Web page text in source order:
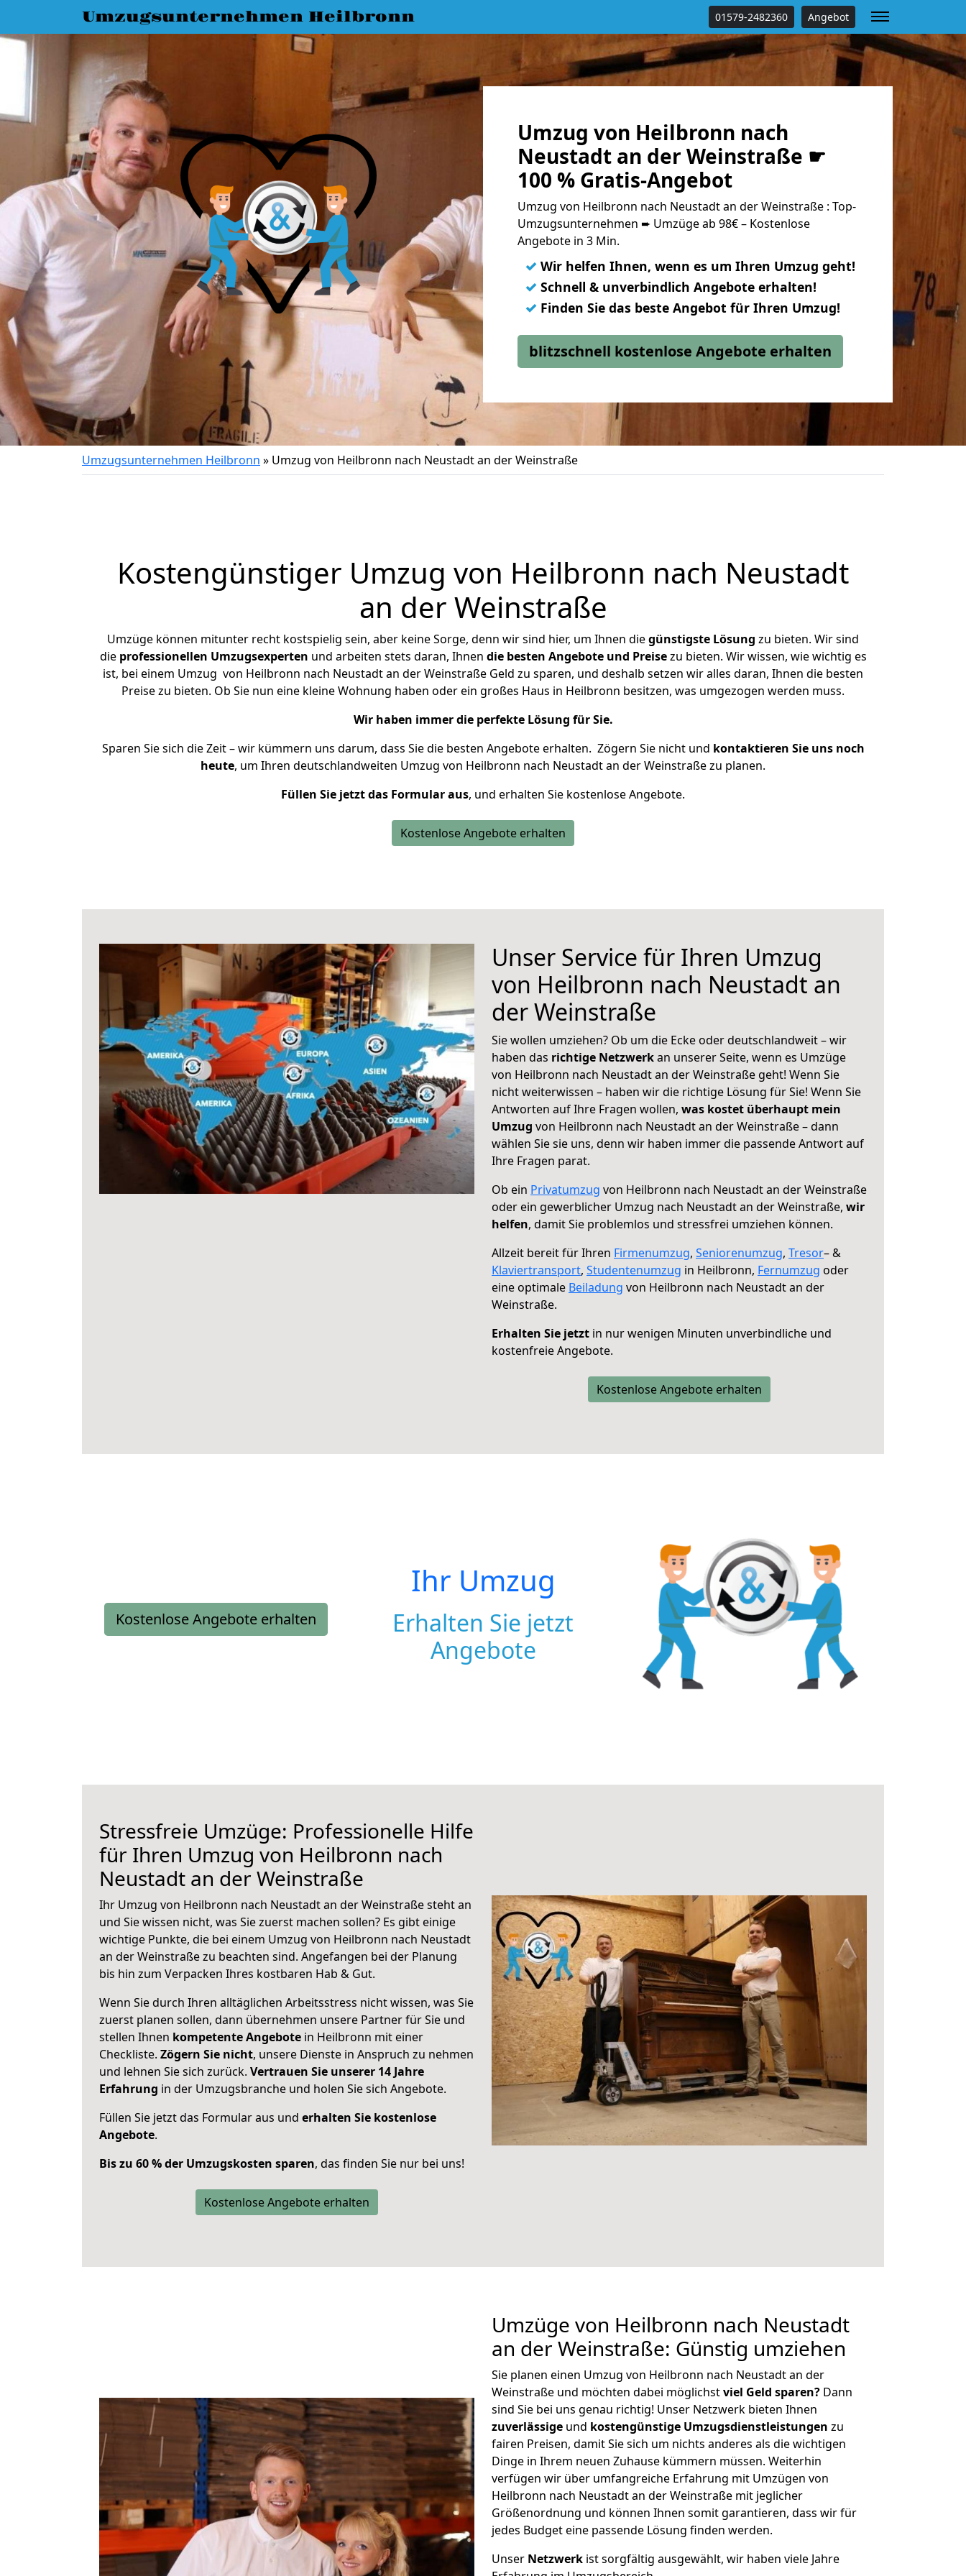
Umzugsunternehmen Heilbronn 01579-2482360 Angebot
Umzug von Heilbronn nach
Neustadt an der Weinstraße ☛
100 % Gratis-Angebot
Umzug von Heilbronn nach Neustadt an der Weinstraße : Top-
Umzugsunternehmen ➨ Umzüge ab 98€ – Kostenlose
Angebote in 3 Min.
✓ Wir helfen Ihnen, wenn es um Ihren Umzug geht!
✓ Schnell & unverbindlich Angebote erhalten!
✓ Finden Sie das beste Angebot für Ihren Umzug!
blitzschnell kostenlose Angebote erhalten
Umzugsunternehmen Heilbronn » Umzug von Heilbronn nach Neustadt an der Weinstraße
Kostengünstiger Umzug von Heilbronn nach Neustadt
an der Weinstraße
Umzüge können mitunter recht kostspielig sein, aber keine Sorge, denn wir sind hier, um Ihnen diegünstigste Lösung zu bieten. Wir sind
die professionellen Umzugsexperten und arbeiten stets daran, Ihnen die besten Angebote und Preisezu bieten. Wir wissen, wie wichtig es
ist, bei einem Umzug von Heilbronn nach Neustadt an der Weinstraße Geld zu sparen, und deshalb setzen wir alles daran, Ihnen die besten
Preise zu bieten. Ob Sie nun eine kleine Wohnung haben oder ein großes Haus in Heilbronn besitzen, was umgezogen werden muss.
Wir haben immer die perfekte Lösung für Sie.
Sparen Sie sich die Zeit – wir kümmern uns darum, dass Sie die besten Angebote erhalten. Zögern Sie nicht und kontaktieren Sie uns noch
heute, um Ihren deutschlandweiten Umzug von Heilbronn nach Neustadt an der Weinstraße zu planen.
Füllen Sie jetzt das Formular aus, und erhalten Sie kostenlose Angebote.
Kostenlose Angebote erhalten
Unser Service für Ihren Umzug
von Heilbronn nach Neustadt an
der Weinstraße
Sie wollen umziehen? Ob um die Ecke oder deutschlandweit – wir
haben das richtige Netzwerkan unserer Seite, wenn es Umzüge
von Heilbronn nach Neustadt an der Weinstraße geht! Wenn Sie
nicht weiterwissen – haben wir die richtige Lösung für Sie! Wenn Sie
Antworten auf Ihre Fragen wollen, was kostet überhaupt mein
Umzug von Heilbronn nach Neustadt an der Weinstraße – dann
wählen Sie sie uns, denn wir haben immer die passende Antwort auf
Ihre Fragen parat.
Ob ein Privatumzug von Heilbronn nach Neustadt an der Weinstraße
oder ein gewerblicher Umzug nach Neustadt an der Weinstraße, wir
helfen, damit Sie problemlos und stressfrei umziehen können.
Allzeit bereit für Ihren Firmenumzug, Seniorenumzug, Tresor– &
Klaviertransport, Studentenumzug in Heilbronn, Fernumzug oder
eine optimale Beiladung von Heilbronn nach Neustadt an der
Weinstraße.
Erhalten Sie jetzt in nur wenigen Minuten unverbindliche und
kostenfreie Angebote.
Kostenlose Angebote erhalten
Kostenlose Angebote erhalten
Ihr Umzug
Erhalten Sie jetzt
Angebote
Stressfreie Umzüge: Professionelle Hilfe
für Ihren Umzug von Heilbronn nach
Neustadt an der Weinstraße
Ihr Umzug von Heilbronn nach Neustadt an der Weinstraße steht an
und Sie wissen nicht, was Sie zuerst machen sollen? Es gibt einige
wichtige Punkte, die bei einem Umzug von Heilbronn nach Neustadt
an der Weinstraße zu beachten sind. Angefangen bei der Planung
bis hin zum Verpacken Ihres kostbaren Hab & Gut.
Wenn Sie durch Ihren alltäglichen Arbeitsstress nicht wissen, was Sie
zuerst planen sollen, dann übernehmen unsere Partner für Sie und
stellen Ihnen kompetente Angebote in Heilbronn mit einer
Checkliste. Zögern Sie nicht, unsere Dienste in Anspruch zu nehmen
und lehnen Sie sich zurück. Vertrauen Sie unserer 14 Jahre
Erfahrung in der Umzugsbranche und holen Sie sich Angebote.
Füllen Sie jetzt das Formular aus und erhalten Sie kostenlose
Angebote.
Bis zu 60 % der Umzugskosten sparen, das finden Sie nur bei uns!
Kostenlose Angebote erhalten
Umzüge von Heilbronn nach Neustadt
an der Weinstraße: Günstig umziehen
Sie planen einen Umzug von Heilbronn nach Neustadt an der
Weinstraße und möchten dabei möglichstviel Geld sparen? Dann
sind Sie bei uns genau richtig! Unser Netzwerk bieten Ihnen
zuverlässige und kostengünstige Umzugsdienstleistungen zu
fairen Preisen, damit Sie sich um nichts anderes als die wichtigen
Dinge in Ihrem neuen Zuhause kümmern müssen. Weiterhin
verfügen wir über umfangreiche Erfahrung mit Umzügen von
Heilbronn nach Neustadt an der Weinstraße mit jeglicher
Größenordnung und können Ihnen somit garantieren, dass wir für
jedes Budget eine passende Lösung finden werden.
Unser Netzwerk ist sorgfältig ausgewählt, wir haben viele Jahre